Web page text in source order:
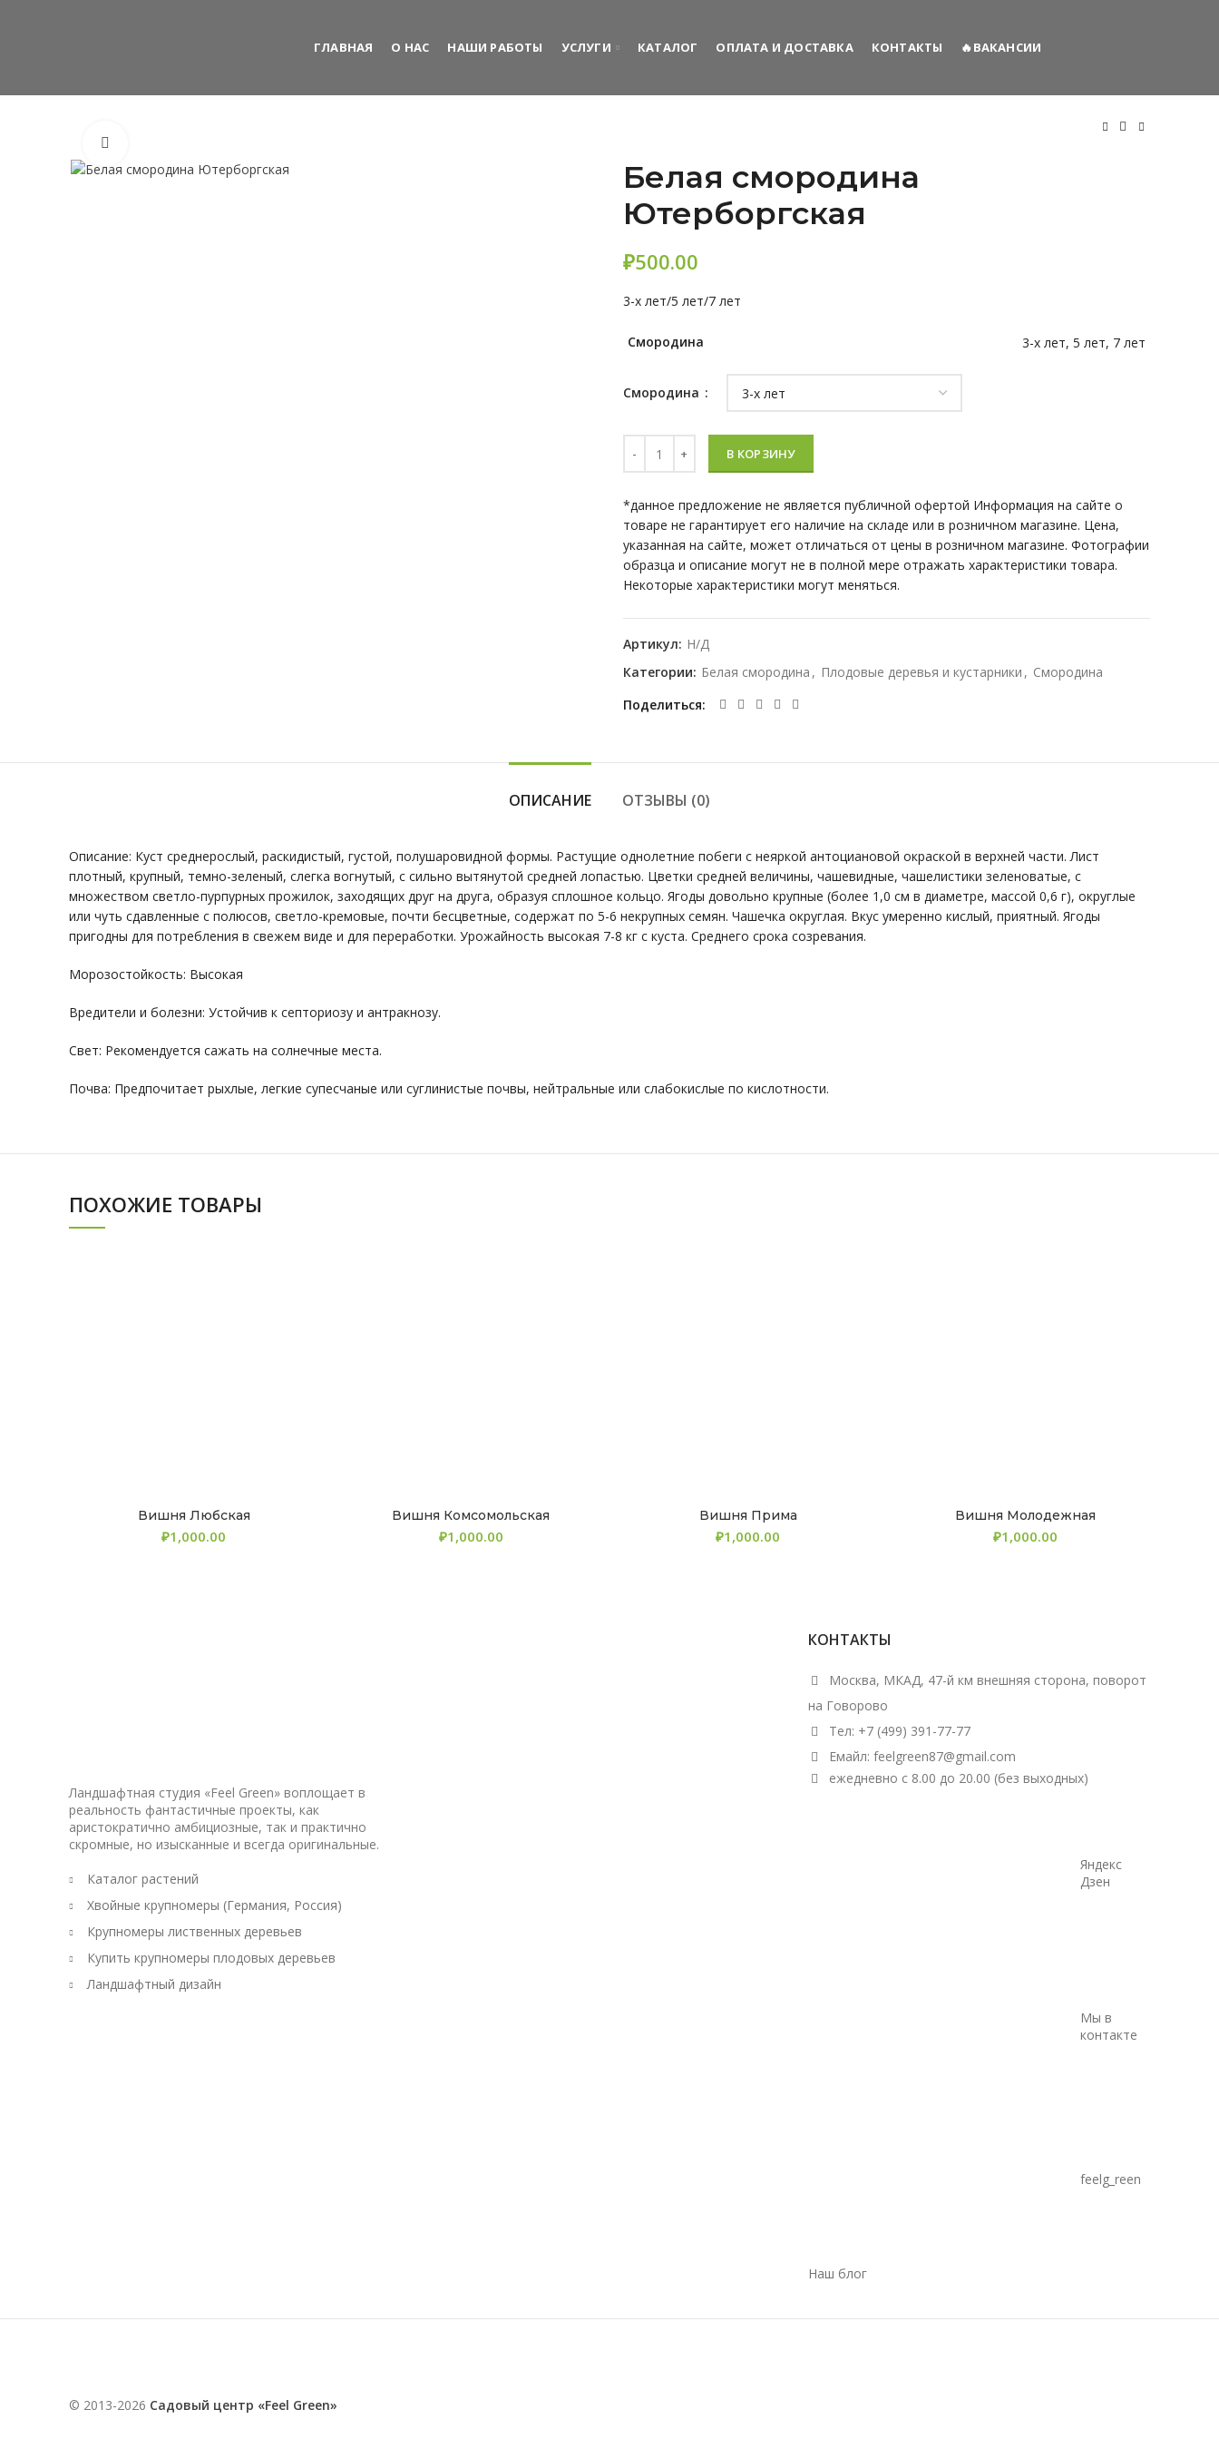
ГЛАВНАЯ О НАС НАШИ РАБОТЫ УСЛУГИ КАТАЛОГ ОПЛАТА И ДОСТАВКА КОНТАКТЫ 🔥ВАКАНСИИ
Белая смородина
Ютерборгская
₽
3-х лет/5 лет/7 лет
Смородина 3-х лет, 5 лет, 7 лет
Смородина
В КОРЗИНУ
*данное предложение не является публичной офертой Информация на сайте о
товаре не гарантирует его наличие на складе или в розничном магазине. Цена,
указанная на сайте, может отличаться от цены в розничном магазине. Фотографии
образца и описание могут не в полной мере отражать характеристики товара.
Некоторые характеристики могут меняться.
Артикул: Н/Д
Категории: Белая смородина , Плодовые деревья и кустарники , Смородина
Поделиться
ОПИСАНИЕ ОТЗЫВЫ (0)
Описание: Куст среднерослый, раскидистый, густой, полушаровидной формы. Расту­щие однолетние побеги с неяркой антоциановой окраской в верхней части. Лист
плотный, крупный, темно-зеленый, слегка вогнутый, с сильно вытянутой средней лопастью. Цветки средней величины, чашевидные, чашелистики зеленоватые, с
множеством светло-пурпурных прожилок, заходящих друг на друга, образуя сплошное кольцо. Ягоды довольно крупные (более 1,0 см в диаметре, массой 0,6 г), округлые
или чуть сдавленные с полюсов, светло-кремовые, почти бесцветные, содержат по 5-6 некрупных семян. Чашечка округлая. Вкус умеренно кислый, приятный. Ягоды
пригодны для потребления в свежем виде и для переработки. Урожайность высокая 7-8 кг с куста. Среднего срока созревания.
Морозостойкость: Высокая
Вредители и болезни: Устойчив к септориозу и антракнозу.
Свет: Рекомендуется сажать на солнечные места.
Почва: Предпочитает рыхлые, легкие супесчаные или суглинистые почвы, нейтральные или слабокислые по кислотности.
ПОХОЖИЕ ТОВАРЫ
Вишня Любская
₽
Вишня Комсомольская
₽
Вишня Прима
₽
Вишня Молодежная
₽
Ландшафтная студия «Feel Green» воплощает в
реальность фантастичные проекты, как
аристократично амбициозные, так и практично
скромные, но изысканные и всегда оригинальные.
Каталог растений
Хвойные крупномеры (Германия, Россия)
Крупномеры лиственных деревьев
Купить крупномеры плодовых деревьев
Ландшафтный дизайн
КОНТАКТЫ
Москва, МКАД, 47-й км внешняя сторона, поворот
на Говорово
Тел: +7 (499) 391-77-77
Емайл: feelgreen87@gmail.com
ежедневно с 8.00 до 20.00 (без выходных)
Яндекс
Дзен
Мы в
контакте
feelg_reen
Наш блог
© 2013-2026 Садовый центр «Feel Green»